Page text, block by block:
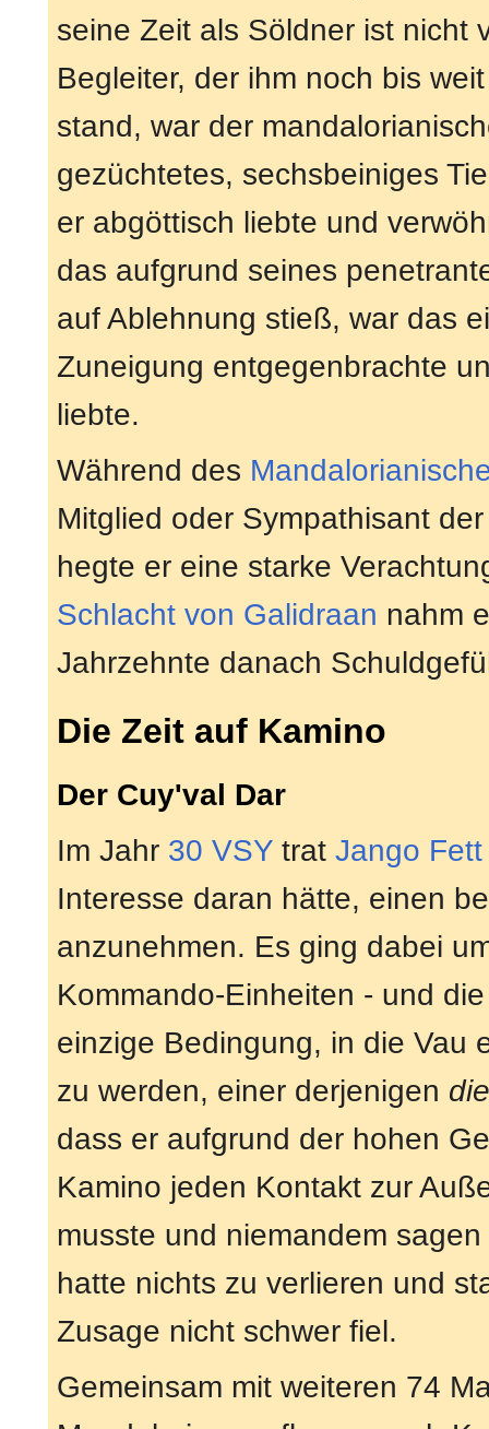
seine Zeit als Söldner ist nicht
Begleiter, der ihm noch bis
stand, war der
gezüchtetes, sechsbeiniges
er abgöttisch liebte und
das aufgrund seines
auf Ablehnung stieß, war das
Zuneigung entgegenbrachte
liebte.
Während des
Mitglied oder Sympathisant
hegte er eine starke
Schlacht von Galidraan nahm
Jahrzehnte danach
Die Zeit auf Kamino
Der Cuy'val Dar
Im Jahr 30 VSY trat Jango Fett
Interesse daran hätte, einen
anzunehmen. Es ging dabei
Kommando-Einheiten - und
einzige Bedingung, in die Vau
zu werden, einer derjenigen
dass er aufgrund der hohen
Kamino jeden Kontakt zur
musste und niemandem
hatte nichts zu verlieren und
Zusage nicht schwer fiel.
Gemeinsam mit weiteren 74